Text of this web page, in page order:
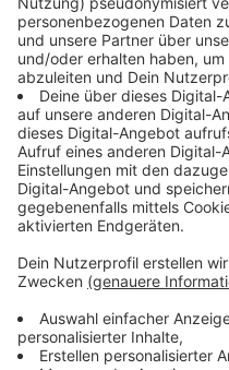
Daten aufbereitet, um
die einzelnen Städte
Daten würden
fortgeschrieben. In
eine Auswertung des
Kommune dargestellt.
Geoportal speziell zum
bereit. Hier seien
Kommune zum Ausbau
uns im Netz auf